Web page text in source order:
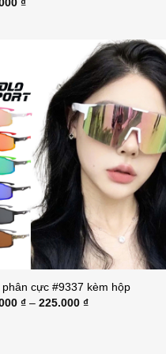
₫
phân cực #9337 kèm hộp
₫– 225.000 ₫